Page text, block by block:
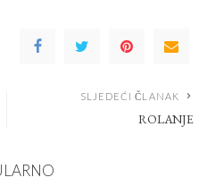
SLJEDEĆI ČLANAK
ROLANJE